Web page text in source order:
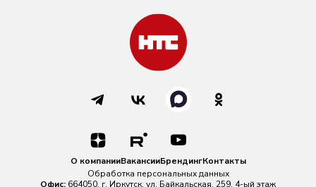
О компанииВакансииБрендингКонтакты
Обработка персональных данных
Офис: 664050, г. Иркутск, ул. Байкальская, 259, 4-ый этаж